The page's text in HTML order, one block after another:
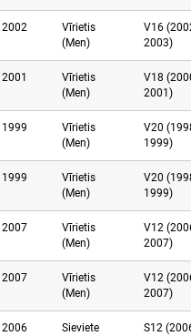
2002
Vīrietis
(Men)
V16
2003)
2001
Vīrietis
(Men)
V18
2001)
1999
Vīrietis
(Men)
V20
1999)
1999
Vīrietis
(Men)
V20
1999)
2007
Vīrietis
(Men)
V12
2007)
2007
Vīrietis
(Men)
V12
2007)
2006
Sieviete
S12